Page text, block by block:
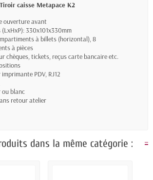
caisse Metapace K2
ouverture avant
(LxHxP): 330x101x330mm
à billets (horizontal), 8
à pièces
chèques, tickets, reçus carte bancaire etc.
PDV, RJ12
blanc
retour atelier
dans la même catégorie :